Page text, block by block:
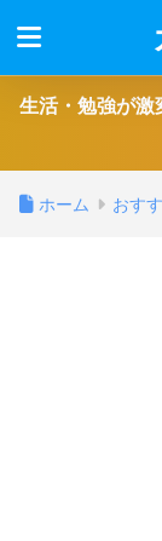
生活・勉強が激
ホーム おす